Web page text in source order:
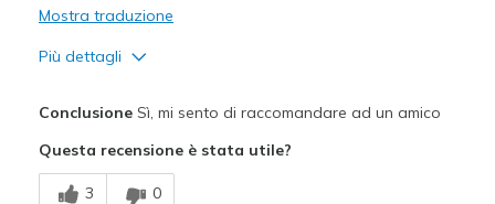
Mostra traduzione
Più dettagli
Comfortable
ConclusioneSì, mi sento di raccomandare ad un amico
Questa recensione è stata utile?
3 0